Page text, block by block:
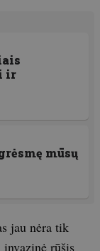
ir
mūsų
jau nėra tik
rūšis